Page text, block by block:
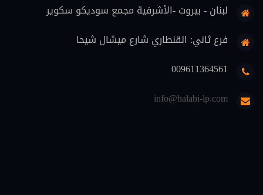
تنفيذ (6)
منهجية قانونية (4)
اثبات (4)
لبنان - بيروت -الأشرفية مجمع سوديكو سكوير
فرع ثاني: القنطاري شارع ميشال شيحا
009611364561
info@halabi-lp.com